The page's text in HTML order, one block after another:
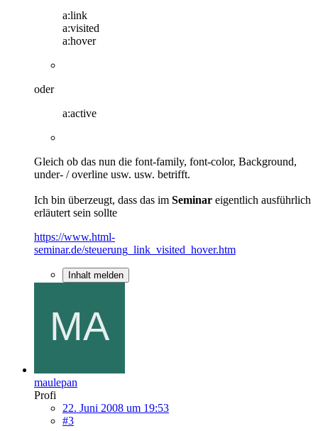
a:link
a:visited
a:hover
oder
a:active
Gleich ob das nun die font-family, font-color, Background,
under- / overline usw. usw. betrifft.
Ich bin überzeugt, dass das im Seminar eigentlich ausführlich
erläutert sein sollte
https://www.html-
seminar.de/steuerung_link_visited_hover.htm
Inhalt melden
maulepan
Profi
22. Juni 2008 um 19:53
#3